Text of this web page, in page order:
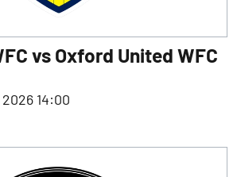
vs Oxford United WFC
14:00